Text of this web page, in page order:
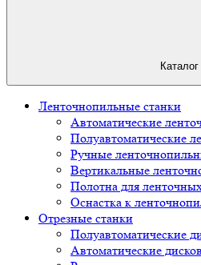
Каталог
Ленточнопильные станки
Автоматические
Полуавтоматические
Ручные
Вертикальные
Полотна для
Оснастка к
Отрезные станки
Полуавтоматические
Автоматические